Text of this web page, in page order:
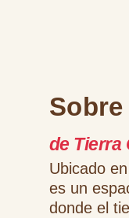
de Tierra
Ubicado en
es un
donde el